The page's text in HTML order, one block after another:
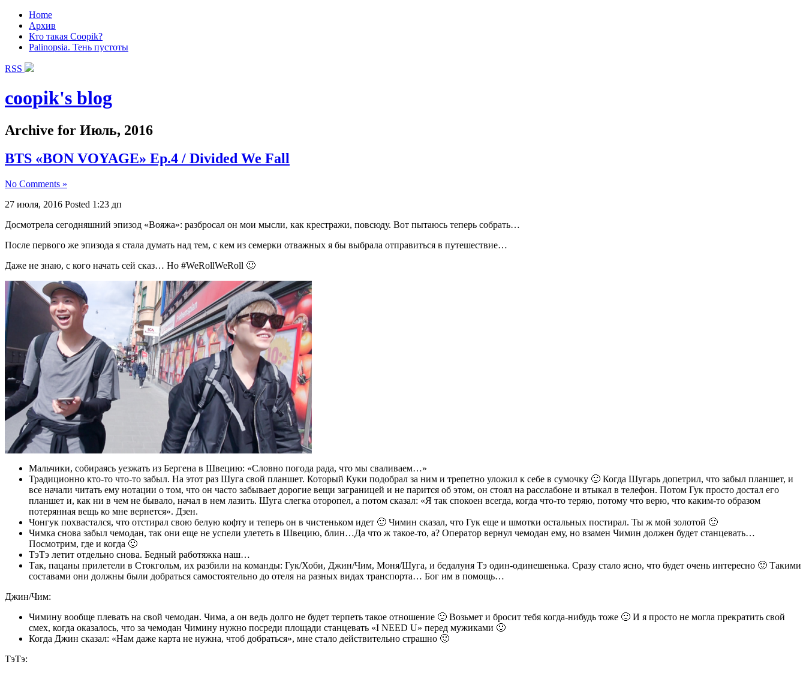
Home
Архив
Кто такая Coopik?
Palinopsia. Тень пустоты
RSS
coopik's blog
Archive for Июль, 2016
BTS «BON VOYAGE» Ep.4 / Divided We Fall
No Comments »
27 июля, 2016 Posted 1:23 дп
Досмотрела сегодняшний эпизод «Вояжа»: разбросал он мои мысли, как крестражи, повсюду. Вот пытаюсь теперь собрать…
После первого же эпизода я стала думать над тем, с кем из семерки отважных я бы выбрала отправиться в путешествие…
Даже не знаю, с кого начать сей сказ… Но #WeRollWeRoll 🙂
Мальчики, собираясь уезжать из Бергена в Швецию: «Словно погода рада, что мы сваливаем…»
Традиционно кто-то что-то забыл. На этот раз Шуга свой планшет. Который Куки подобрал за ним и трепетно уложил к себе в сумочку 🙂 Когда Шугарь допетрил, что забыл планшет, и
все начали читать ему нотации о том, что он часто забывает дорогие вещи заграницей и не парится об этом, он стоял на расслабоне и втыкал в телефон. Потом Гук просто достал его
планшет и, как ни в чем не бывало, начал в нем лазить. Шуга слегка оторопел, а потом сказал: «Я так спокоен всегда, когда что-то теряю, потому что верю, что каким-то образом
потерянная вещь ко мне вернется». Дзен.
Чонгук похвастался, что отстирал свою белую кофту и теперь он в чистеньком идет 🙂 Чимин сказал, что Гук еще и шмотки остальных постирал. Ты ж мой золотой 🙂
Чимка снова забыл чемодан, так они еще не успели улететь в Швецию, блин…Да что ж такое-то, а? Оператор вернул чемодан ему, но взамен Чимин должен будет станцевать…
Посмотрим, где и когда 🙂
ТэТэ летит отдельно снова. Бедный работяжка наш…
Так, пацаны прилетели в Стокгольм, их разбили на команды: Гук/Хоби, Джин/Чим, Моня/Шуга, и бедалуня Тэ один-одинешенька. Сразу стало ясно, что будет очень интересно 🙂 Такими
составами они должны были добраться самостоятельно до отеля на разных видах транспорта… Бог им в помощь…
Джин/Чим:
Чимину вообще плевать на свой чемодан. Чима, а он ведь долго не будет терпеть такое отношение 🙂 Возьмет и бросит тебя когда-нибудь тоже 🙂 И я просто не могла прекратить свой
смех, когда оказалось, что за чемодан Чимину нужно посреди площади станцевать «I NEED U» перед мужиками 🙂
Когда Джин сказал: «Нам даже карта не нужна, чтоб добраться», мне стало действительно страшно 🙂
ТэТэ: